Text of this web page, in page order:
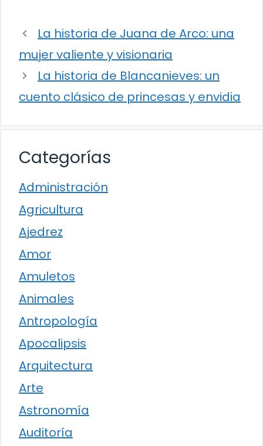
La historia de Juana de Arco: una
mujer valiente y visionaria
La historia de Blancanieves: un
cuento clásico de princesas y envidia
Categorías
Administración
Agricultura
Ajedrez
Amor
Amuletos
Animales
Antropología
Apocalipsis
Arquitectura
Arte
Astronomía
Auditoría